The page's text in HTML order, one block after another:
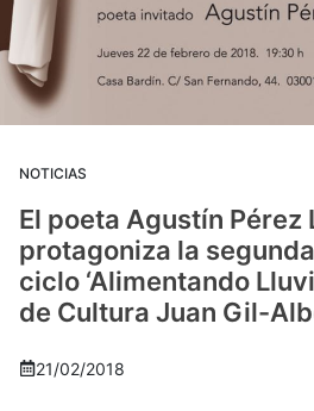
NOTICIAS
El poeta Agustín Pérez
protagoniza la
ciclo ‘Alimentando
de Cultura Juan Gil-
21/02/2018